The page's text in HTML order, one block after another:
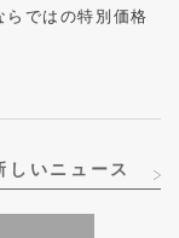
らではの特別価格
しいニュース